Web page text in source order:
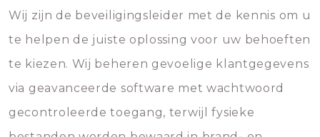
Wij zijn de beveiligingsleider met de kennis om u
te helpen de juiste oplossing voor uw behoeften
te kiezen. Wij beheren gevoelige klantgegevens
via geavanceerde software met wachtwoord
gecontroleerde toegang, terwijl fysieke